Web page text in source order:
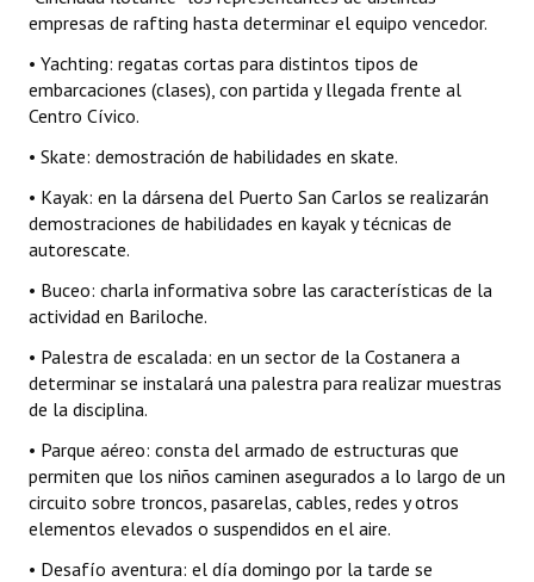
empresas de rafting hasta determinar el equipo vencedor.
• Yachting: regatas cortas para distintos tipos de
embarcaciones (clases), con partida y llegada frente al
Centro Cívico.
• Skate: demostración de habilidades en skate.
• Kayak: en la dársena del Puerto San Carlos se realizarán
demostraciones de habilidades en kayak y técnicas de
autorescate.
• Buceo: charla informativa sobre las características de la
actividad en Bariloche.
• Palestra de escalada: en un sector de la Costanera a
determinar se instalará una palestra para realizar muestras
de la disciplina.
• Parque aéreo: consta del armado de estructuras que
permiten que los niños caminen asegurados a lo largo de un
circuito sobre troncos, pasarelas, cables, redes y otros
elementos elevados o suspendidos en el aire.
• Desafío aventura: el día domingo por la tarde se